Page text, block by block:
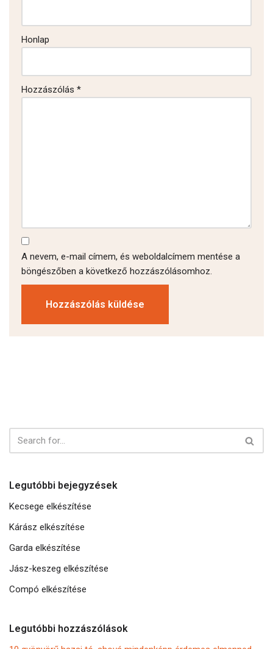
Honlap
Hozzászólás *
A nevem, e-mail címem, és weboldalcímem mentése a
böngészőben a következő hozzászólásomhoz.
Legutóbbi bejegyzések
Kecsege elkészítése
Kárász elkészítése
Garda elkészítése
Jász-keszeg elkészítése
Compó elkészítése
Legutóbbi hozzászólások